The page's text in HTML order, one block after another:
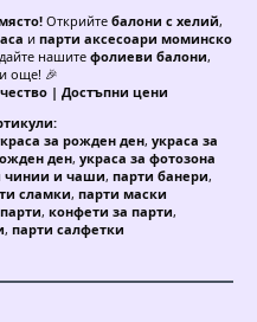
Открийте балони с хелий,
и парти аксесоари моминско
нашитефолиеви балони,
и още! 🎉
| Достъпни цени
за рожден ден, украса за
ден, украса за фотозона
чинии и чаши, парти банери,
сламки, парти маски
, конфети за парти,
, парти салфетки